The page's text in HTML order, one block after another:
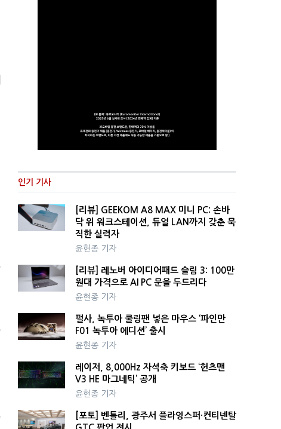
인기 기사
[리뷰] GEEKOM A8 MAX 미니 PC: 손바
닥 위 워크스테이션, 듀얼 LAN까지 갖춘 묵
직한 실력자
윤현종 기자
[리뷰] 레노버 아이디어패드 슬림 3: 100만
원대 가격으로 AI PC 문을 두드리다
윤현종 기자
펄사, 녹투아 쿨링팬 넣은 마우스 ‘파인만
F01 녹투아 에디션’ 출시
윤현종 기자
레이저, 8,000Hz 자석축 키보드 ‘헌츠맨
V3 HE 마그네틱’ 공개
윤현종 기자
[포토] 벤틀리, 광주서 플라잉스퍼·컨티넨탈